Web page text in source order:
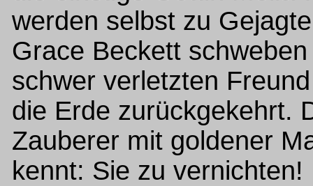
werden selbst zu
Grace Beckett
schwer verletzten
die Erde zurückgekehrt.
Zauberer mit goldener
kennt: Sie zu vernichten!